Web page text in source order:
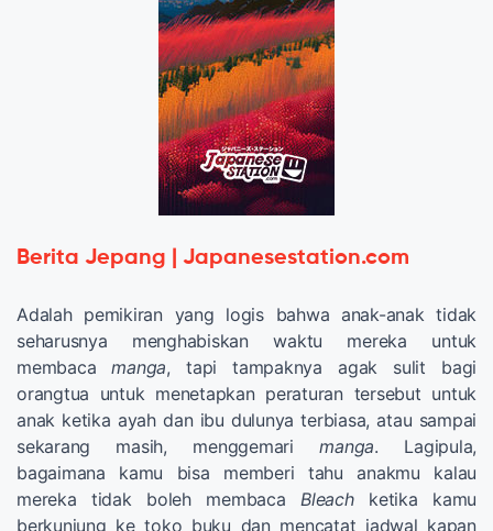
Berita Jepang | Japanesestation.com
Adalah pemikiran yang logis bahwa anak-anak tidak
seharusnya menghabiskan waktu mereka untuk
membacamanga, tapi tampaknya agak sulit bagi
orangtua untuk menetapkan peraturan tersebut untuk
anak ketika ayah dan ibu dulunya terbiasa, atau sampai
sekarang masih, menggemarimanga. Lagipula,
bagaimana kamu bisa memberi tahu anakmu kalau
mereka tidak boleh membaca Bleachketika kamu
berkunjung ke toko buku dan mencatat jadwal kapan